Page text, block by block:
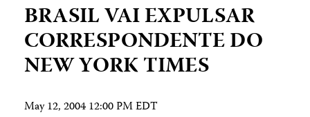
BRASIL VAI EXPULSAR
CORRESPONDENTE DO
NEW YORK TIMES
May 12, 2004 12:00 PM EDT